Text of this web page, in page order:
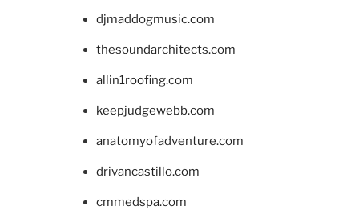
djmaddogmusic.com
thesoundarchitects.com
allin1roofing.com
keepjudgewebb.com
anatomyofadventure.com
drivancastillo.com
cmmedspa.com